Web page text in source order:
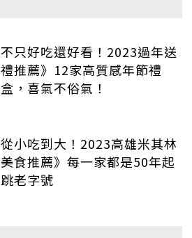
不只好吃還好看！2023過年送
禮推薦》12家高質感年節禮
盒，喜氣不俗氣！
從小吃到大！2023高雄米其林
美食推薦》每一家都是50年起
跳老字號